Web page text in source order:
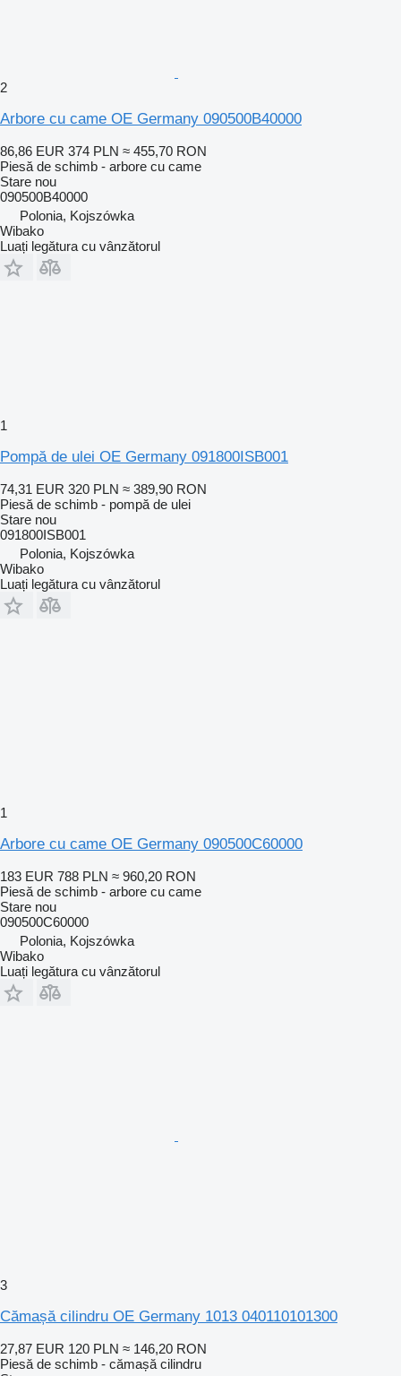
2
Arbore cu came OE Germany 090500B40000
86,86 EUR 374 PLN ≈ 455,70 RON
Piesă de schimb - arbore cu came
Stare nou
090500B40000
Polonia, Kojszówka
Wibako
Luați legătura cu vânzătorul
1
Pompă de ulei OE Germany 091800ISB001
74,31 EUR 320 PLN ≈ 389,90 RON
Piesă de schimb - pompă de ulei
Stare nou
091800ISB001
Polonia, Kojszówka
Wibako
Luați legătura cu vânzătorul
1
Arbore cu came OE Germany 090500C60000
183 EUR 788 PLN ≈ 960,20 RON
Piesă de schimb - arbore cu came
Stare nou
090500C60000
Polonia, Kojszówka
Wibako
Luați legătura cu vânzătorul
3
Cămașă cilindru OE Germany 1013 040110101300
27,87 EUR 120 PLN ≈ 146,20 RON
Piesă de schimb - cămașă cilindru